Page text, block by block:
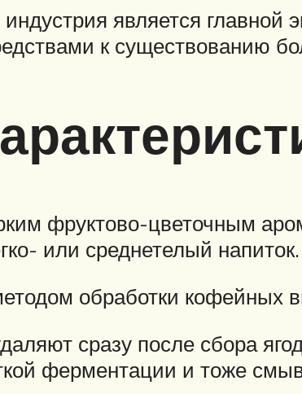
является
к существованию
фруктово-цветочным
или среднетелый напиток.
обработки
сразу после сбора
ферментации и тоже